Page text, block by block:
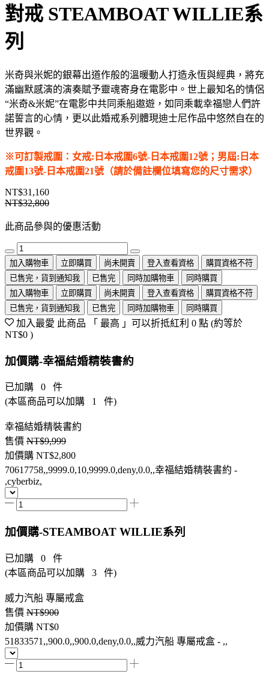
對戒 STEAMBOAT WILLIE系
列
米奇與米妮的銀幕出道作般的溫暖動人打造永恆與經典，將充
滿幽默感演的演奏賦予靈魂寄身在電影中。世上最知名的情侶
“米奇&米妮”在電影中共同乘船遨遊，如同乘載幸福戀人們許
諾誓言的心情，更以此婚戒系列體現迪士尼作品中悠然自在的
世界觀。
※可訂製戒圍：女戒:日本戒圍6號-日本戒圍12號；男屆:日本
戒圍13號-日本戒圍21號（請於備註欄位填寫您的尺寸需求）
NT$31,160
NT$32,800
此商品參與的優惠活動
加入購物車 立即購買 尚未開賣 登入查看資格
購買資格不符
已售完，貨到通知我
已售完 同時加購物車
同時購買
加入購物車
立即購買 尚未開賣 登入查看資格
購買資格不符
已售完，貨到通知我
已售完 同時加購物車 同時購買
加入最愛 此商品 「 最高 」可以折抵紅利 0 點 (約等於
NT$0 )
加價購-幸福結婚精裝書約
已加購 0 件
(本區商品可以加購 1 件)
幸福結婚精裝書約
售價 NT$9,999
加價購 NT$2,800
70617758,,9999.0,10,9999.0,deny,0.0,,幸福結婚精裝書約 -
,cyberbiz,
加價購-STEAMBOAT WILLIE系列
已加購 0 件
(本區商品可以加購 3 件)
威力汽船 專屬戒盒
售價 NT$900
加價購 NT$0
51833571,,900.0,,900.0,deny,0.0,,威力汽船 專屬戒盒 - ,,